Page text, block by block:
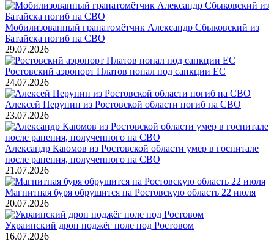
Мобилизованный гранатомётчик Александр Сбыковский из
Батайска погиб на СВО
29.07.2026
Ростовский аэропорт Платов попал под санкции ЕС
24.07.2026
Алексей Перунин из Ростовской области погиб на СВО
23.07.2026
Александр Каюмов из Ростовской области умер в госпитале
после ранения, полученного на СВО
21.07.2026
Магнитная буря обрушится на Ростовскую область 22 июля
20.07.2026
Украинский дрон поджёг поле под Ростовом
16.07.2026